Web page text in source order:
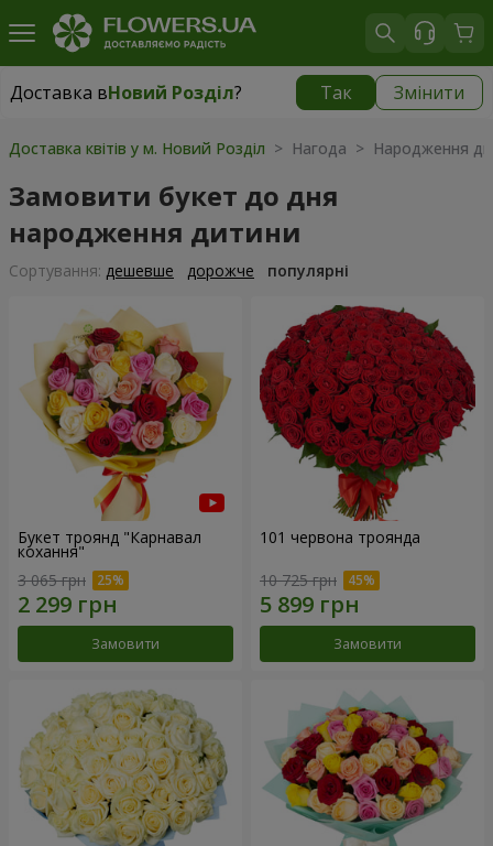
Доставка вНовий Розділ? Так Змінити
Доставка вНовий Розділ|
Доставка квітів у м. Новий Розділ > Нагода > Народження
Замовити букет до дня
народження дитини
Сортування: дешевше дорожче популярні
Букет троянд "Карнавал
кохання"
3 065 грн
Замовити
101 червона троянда
10 725 грн
Замовити